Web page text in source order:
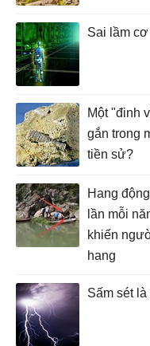
Sai lầm
Một "đinh
gắn trong
tiền sử?
Hang
lần mỗi
khiến
hang
Sấm sét